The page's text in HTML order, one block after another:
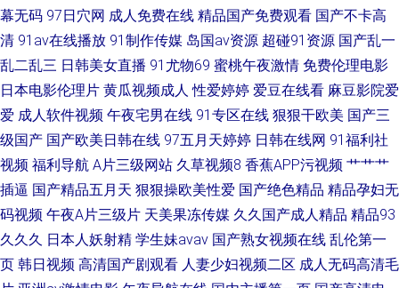
幕无码 97日穴网 成人免费在线 精品国产免费观看 国产不卡高
清 91av在线播放 91制作传媒 岛国av资源 超碰91资源 国产乱一
乱二乱三 日韩美女直播 91尤物69 蜜桃午夜激情 免费伦理电影
日本电影伦理片 黄瓜视频成人 性爱婷婷 爱豆在线看 麻豆影院爱
爱 成人软件视频 午夜宅男在线 91专区在线 狠狠干欧美 国产三
级国产 国产欧美日韩在线 97五月天婷婷 日韩在线网 91福利社
视频 福利导航 A片三级网站 久草视频8 香蕉APP污视频 艹艹艹
插逼 国产精品五月天 狠狠操欧美性爱 国产绝色精品 精品孕妇无
码视频 午夜A片三级片 天美果冻传媒 久久国产成人精品 精品93
久久久 日本人妖射精 学生妹avav 国产熟女视频在线 乱伦第一
页 韩日视频 高清国产剧观看 人妻少妇视频二区 成人无码高清毛